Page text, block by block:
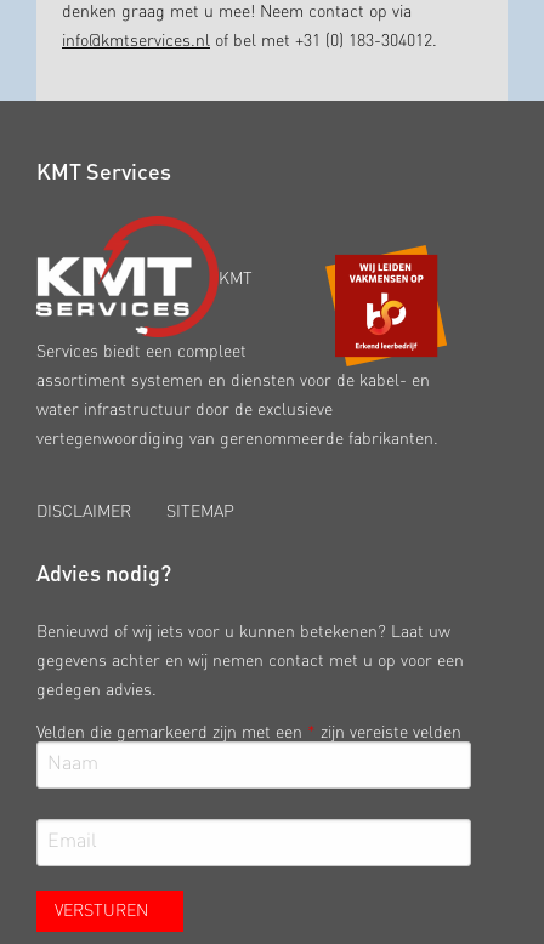
denken graag met u mee! Neem contact op via
info@kmtservices.nl
of bel met +31 (0) 183-304012.
KMT Services
KMT
Services biedt een compleet
assortiment systemen en diensten voor de kabel- en
water infrastructuur door de exclusieve
vertegenwoordiging van gerenommeerde fabrikanten.
DISCLAIMER SITEMAP
Advies nodig?
Benieuwd of wij iets voor u kunnen betekenen? Laat uw
gegevens achter en wij nemen contact met u op voor een
gedegen advies.
Velden die gemarkeerd zijn met een * zijn vereiste velden